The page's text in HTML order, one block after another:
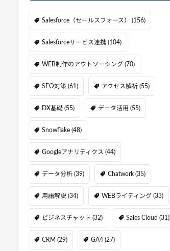
Salesforce（セールスフォース） (156)
Salesforceサービス連携 (104)
WEB制作のアウトソーシング (70)
SEO対策 (61) アクセス解析 (55)
DX基礎 (55) データ活用 (55)
Snowflake (48)
Googleアナリティクス (44)
データ分析 (39) Chatwork (35)
用語解説 (34) WEBライティング (33)
ビジネスチャット (32) Sales Cloud (31)
CRM (29) GA4 (27)